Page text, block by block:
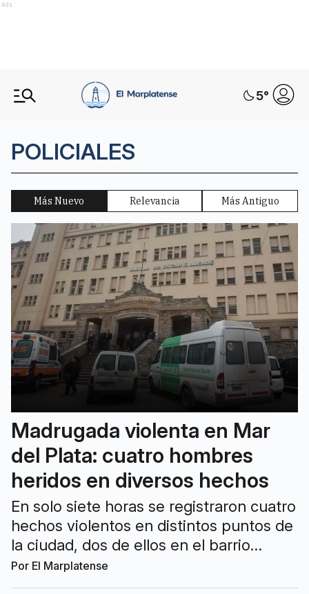
Ads
5°
POLICIALES
Más Nuevo Relevancia Más Antiguo
Madrugada violenta en Mar
del Plata: cuatro hombres
heridos en diversos hechos
En solo siete horas se registraron cuatro
hechos violentos en distintos puntos de
la ciudad, dos de ellos en el barrio
Regional. Las víctimas ingresaron al
nosocomio con disparos y puñaladas.
Por El Marplatense